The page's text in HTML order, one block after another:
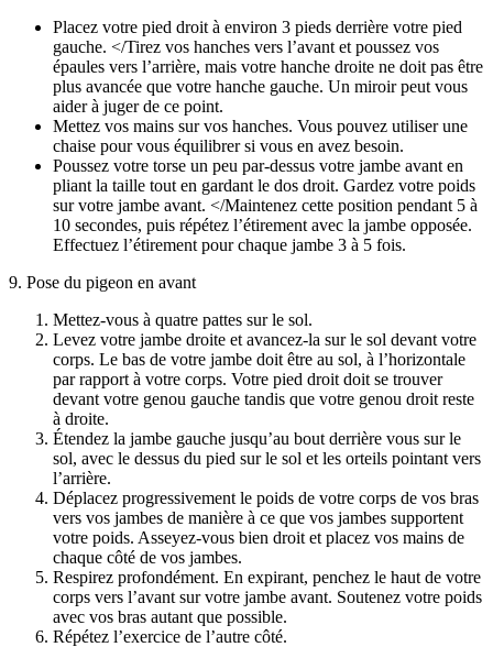
Placez votre pied droit à environ 3 pieds derrière votre pied
gauche. </Tirez vos hanches vers l’avant et poussez vos
épaules vers l’arrière, mais votre hanche droite ne doit pas être
plus avancée que votre hanche gauche. Un miroir peut vous
aider à juger de ce point.
Mettez vos mains sur vos hanches. Vous pouvez utiliser une
chaise pour vous équilibrer si vous en avez besoin.
Poussez votre torse un peu par-dessus votre jambe avant en
pliant la taille tout en gardant le dos droit. Gardez votre poids
sur votre jambe avant. </Maintenez cette position pendant 5 à
10 secondes, puis répétez l’étirement avec la jambe opposée.
Effectuez l’étirement pour chaque jambe 3 à 5 fois.
9. Pose du pigeon en avant
Mettez-vous à quatre pattes sur le sol.
Levez votre jambe droite et avancez-la sur le sol devant votre
corps. Le bas de votre jambe doit être au sol, à l’horizontale
par rapport à votre corps. Votre pied droit doit se trouver
devant votre genou gauche tandis que votre genou droit reste
à droite.
Étendez la jambe gauche jusqu’au bout derrière vous sur le
sol, avec le dessus du pied sur le sol et les orteils pointant vers
l’arrière.
Déplacez progressivement le poids de votre corps de vos bras
vers vos jambes de manière à ce que vos jambes supportent
votre poids. Asseyez-vous bien droit et placez vos mains de
chaque côté de vos jambes.
Respirez profondément. En expirant, penchez le haut de votre
corps vers l’avant sur votre jambe avant. Soutenez votre poids
avec vos bras autant que possible.
Répétez l’exercice de l’autre côté.